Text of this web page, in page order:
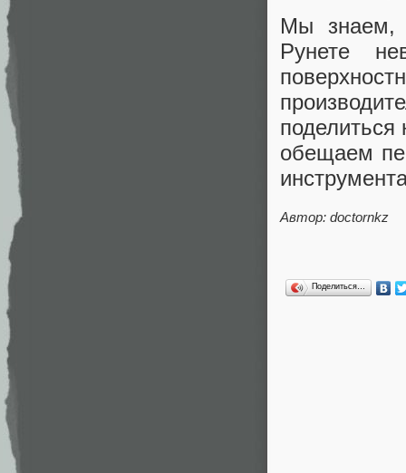
Мы знаем,
Рунете
обещаем
Автор: doctornkz
Поделиться…